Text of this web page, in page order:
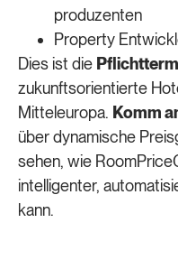
produzenten
Property
Dies ist die
zukunftsorientierte
Mitteleuropa. Komm
über dynamische
sehen, wie
intelligenter,
kann.